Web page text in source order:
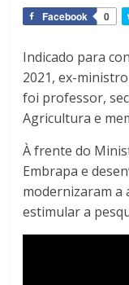
Facebook 0
Indicado para
2021, ex-
foi professor,
Agricultura e
À frente do
Embrapa e
modernizaram a
estimular a